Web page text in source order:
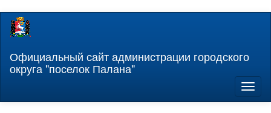
Перейти
содержанию
Официальный сайт администрации городского
округа "поселок Палана"